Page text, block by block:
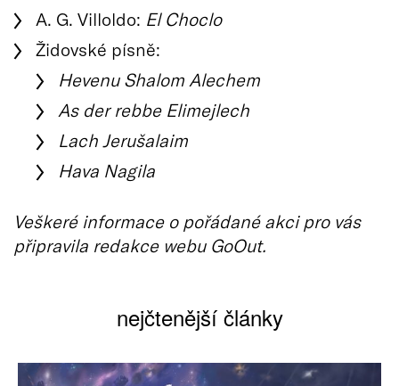
A. G. Villoldo: El Choclo
Židovské písně:
Hevenu Shalom Alechem
As der rebbe Elimejlech
Lach Jerušalaim
Hava Nagila
Veškeré informace o pořádané akci pro vás
připravila redakce webu GoOut.
nejčtenější články